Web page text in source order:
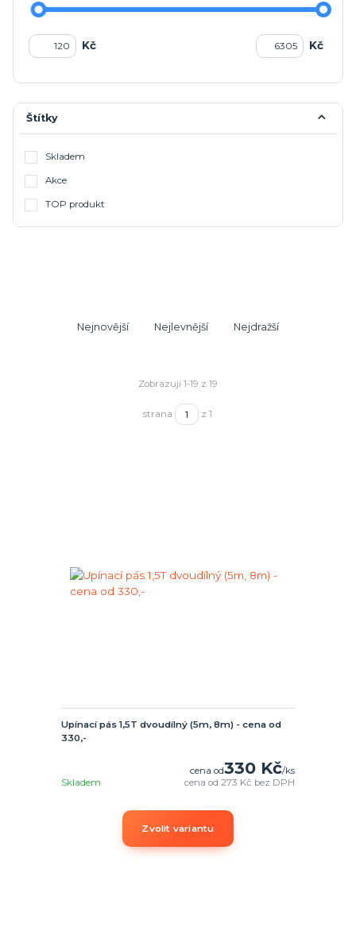
Kč Kč
Štítky
Skladem
Akce
TOP produkt
Nejnovější Nejlevnější Nejdražší
Zobrazuji 1-19 z 19
strana z 1
Upínací pás 1,5T dvoudílný (5m, 8m) - cena od
330,-
cena od330 Kč/ks
cena od273 Kč bez DPH
Skladem
Zvolit variantu